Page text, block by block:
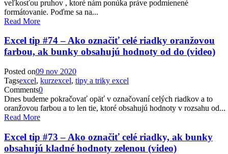
veľkosťou pruhov , ktoré nám ponúka práve podmienené
formátovanie. Poďme sa na...
Read More
Excel tip #74 – Ako označiť celé riadky oranžovou
farbou, ak bunky obsahujú hodnoty od do (video)
Posted on09 nov 2020
Tagsexcel, kurzexcel, tipy a triky excel
Comments0
Dnes budeme pokračovať opäť v označovaní celých riadkov a to
oranžovou farbou a to len tie, ktoré obsahujú hodnoty v rozsahu od...
Read More
Excel tip #73 – Ako označiť celé riadky, ak bunky
obsahujú kladné hodnoty zelenou (video)